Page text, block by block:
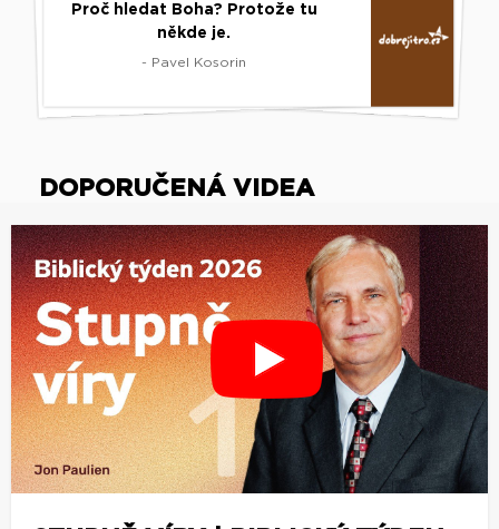
Proč hledat Boha? Protože tu
někde je.
- Pavel Kosorin
DOPORUČENÁ VIDEA